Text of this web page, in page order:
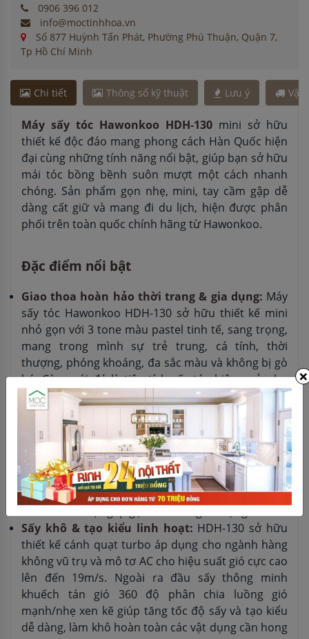
0906 396 012
info@moctinhhoa.vn
Số 877 Huỳnh Tấn Phát, Phường Phú Thuận, Quận 7,
Tp Hồ Chí Minh
Chi tiết Thông số kỹ thuật Lưu ý Vận
Máy sấy tóc Hawonkoo HDH-130 mini sở hữu
thiết kế độc đáo mang phong cách Hàn Quốc hiện
đại cùng những tính năng nổi bật, giúp bạn sở hữu
mái tóc bồng bềnh suôn mượt một cách nhanh
chóng. Sản phẩm gọn nhẹ, mini, tay cầm gập dễ
dàng cất giữ và mang đi du lịch, hiện được phân
phối trên toàn quốc chính hãng từ Hawonkoo.
Đặc điểm nổi bật
Giao thoa hoàn hảo thời trang & gia dụng: Máy
sấy tóc Hawonkoo HDH-130 sở hữu thiết kế mini
nhỏ gọn với 3 tone màu pastel tinh tế, sang trọng,
mang trong mình sự trẻ trung, cá tính, thời
thượng, phóng khoáng, đa sắc màu và không bị gò
bó. Cùng với đó là tiện tích sấy tóc hiệu quả, cho
người sử dụng một mái tóc bồng bềnh suôn mượt,
vừa giúp nâng tầm không gian sống của mọi gia
đình
Thiết kế tinh tế, gọn gàng:
HDH-130 là dòng sản
phẩm máy sấy tóc được thiết kế theo hình chữ T
mỏng độc đáo, gọn nhẹ. Trọng lượng nhẹ, dễ dàng
sử dụng với một tay, tay cầm gấp tiện lợi dễ dàng
Sấy khô & tạo kiểu linh hoạt: HDH-130 sở hữu
thiết kế cánh quạt turbo áp dụng cho ngành hàng
không vũ trụ và mô tơ AC cho hiệu suất gió cực cao
lên đến 19m/s. Ngoài ra đầu sấy thông minh
khuếch tán gió 360 độ phân chia luồng gió
mạnh/nhẹ xen kẽ giúp tăng tốc độ sấy và tạo kiểu
dễ dàng, làm khô hoàn toàn các vật dụng cần hong
×